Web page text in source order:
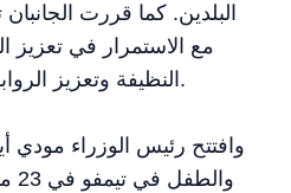
البلدين. كما قررت
مع الاستمرار في تعزيز
النظيفة وتعزيز الروابط التجارية والاستثمارية.
وافتتح رئيس الوزراء مودي